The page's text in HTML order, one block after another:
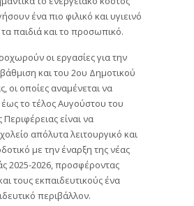
ένα πιο φιλικό και υγιεινό
παιδιά και το προσωπικό.
οι εργασίες για την
και του 2ου Δημοτικού
οι οποίες αναμένεται να
το τέλος Αυγούστου του
Περιφέρειας είναι να
απόλυτα λειτουργικό και
με την έναρξη της νέας
2025-2026, προσφέροντας
τους εκπαιδευτικούς ένα
περιβάλλον.